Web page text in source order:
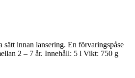
innan lansering. En förvaringspåse
2 – 7 år. Innehåll: 5 l Vikt: 750 g